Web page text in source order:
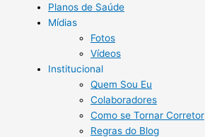
Planos de Saúde
Mídias
Fotos
Vídeos
Institucional
Quem Sou Eu
Colaboradores
Como se Tornar Corretor
Regras do Blog